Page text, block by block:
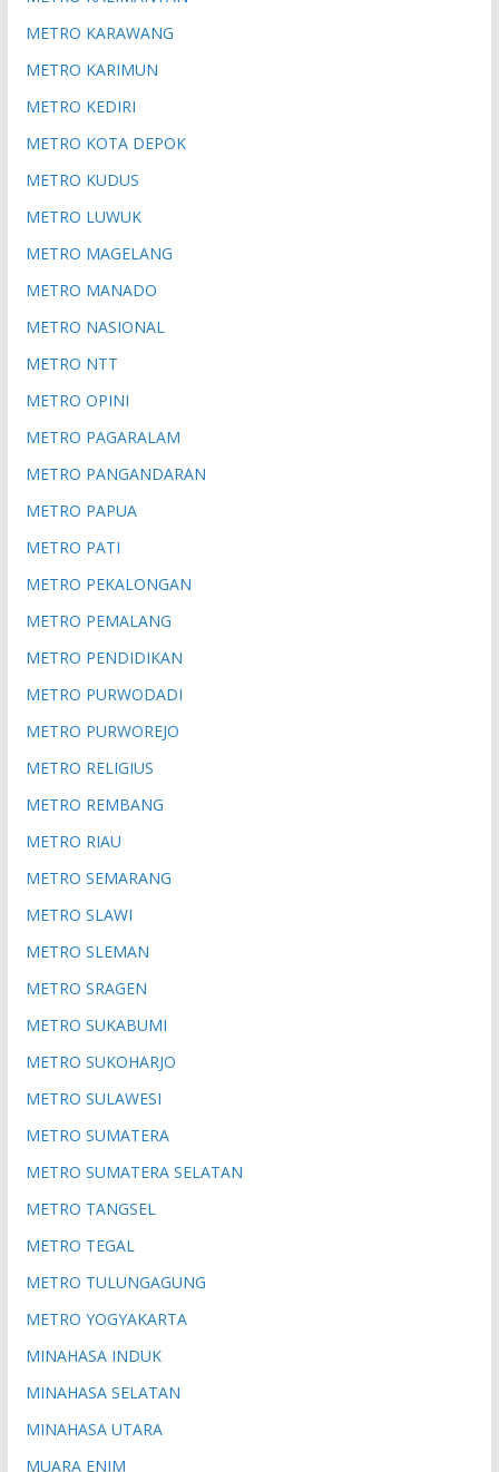
METRO KARAWANG
METRO KARIMUN
METRO KEDIRI
METRO KOTA DEPOK
METRO KUDUS
METRO LUWUK
METRO MAGELANG
METRO MANADO
METRO NASIONAL
METRO NTT
METRO OPINI
METRO PAGARALAM
METRO PANGANDARAN
METRO PAPUA
METRO PATI
METRO PEKALONGAN
METRO PEMALANG
METRO PENDIDIKAN
METRO PURWODADI
METRO PURWOREJO
METRO RELIGIUS
METRO REMBANG
METRO RIAU
METRO SEMARANG
METRO SLAWI
METRO SLEMAN
METRO SRAGEN
METRO SUKABUMI
METRO SUKOHARJO
METRO SULAWESI
METRO SUMATERA
METRO SUMATERA SELATAN
METRO TANGSEL
METRO TEGAL
METRO TULUNGAGUNG
METRO YOGYAKARTA
MINAHASA INDUK
MINAHASA SELATAN
MINAHASA UTARA
MUARA ENIM